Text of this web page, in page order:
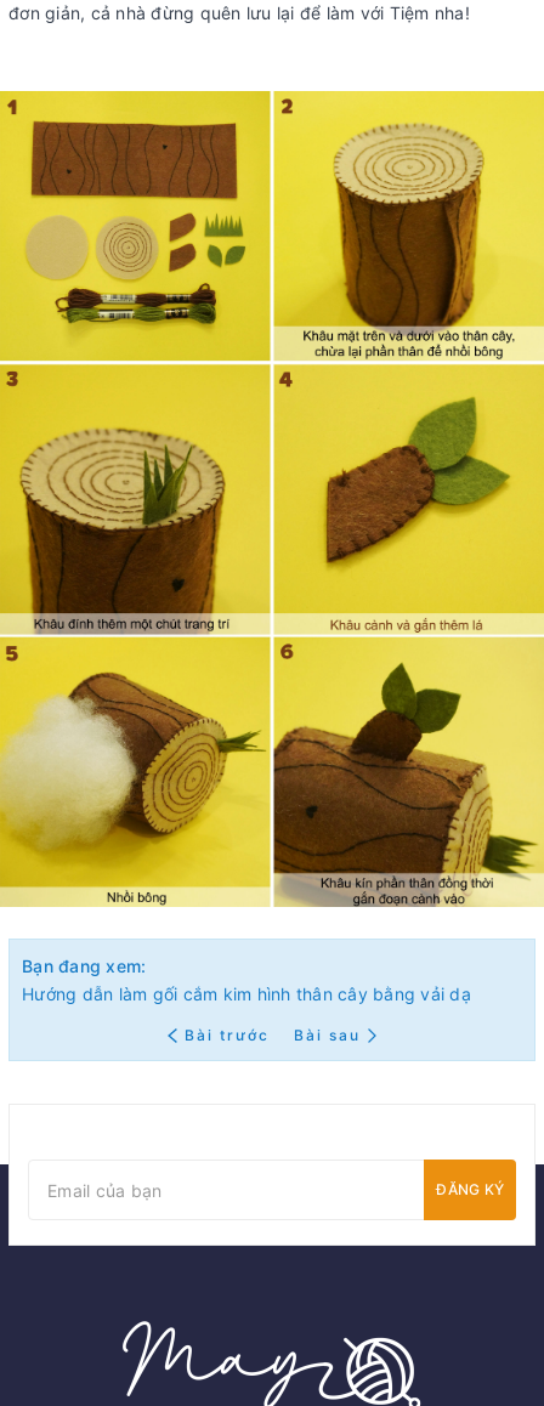
đơn giản, cả nhà đừng quên lưu lại để làm với Tiệm nha!
Bạn đang xem:
Hướng dẫn làm gối cắm kim hình thân cây bằng vải dạ
Bài trước Bài sau
ĐĂNG KÝ